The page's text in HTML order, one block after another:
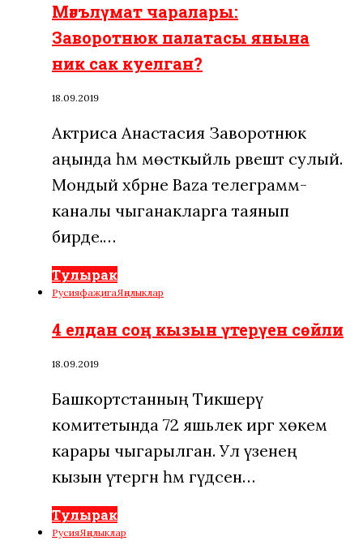
Мәгълүмат чаралары:
Заворотнюк палатасы янына
ник сак куелган?
18.09.2019
Актриса Анастасия Заворотнюк
аңында һәм мөстәкыйль рәвештә сулый.
Мондый хәбәрне Baza телеграмм-
каналы чыганакларга таянып
бирде.…
Тулырак
РусияфаҗигаЯңалыклар
4 елдан соң кызын үтерүен сөйли
18.09.2019
Башкортстанның Тикшерү
комитетында 72 яшьлек иргә хөкем
карары чыгарылган. Ул үзенең
кызын үтергән һәм гәүдәсен…
Тулырак
РусияЯңалыклар